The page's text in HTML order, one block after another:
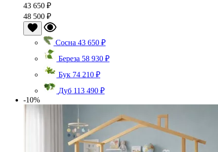
43 650 ₽
48 500 ₽
Сосна 43 650 ₽
Береза 58 930 ₽
Бук 74 210 ₽
Дуб 113 490 ₽
-10%